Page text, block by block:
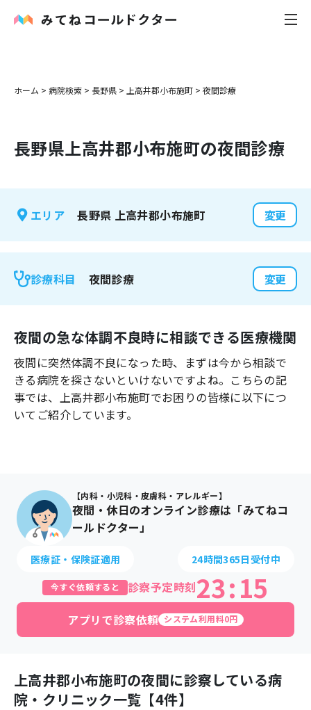
内科
花粉症
感染症
よくあるご質問
ホーム > 病院検索 > 長野県 > 上高井郡小布施町 > 夜間診療
長野県上高井郡小布施町の夜間診療
エリア 長野県 上高井郡小布施町 変更
診療科目 夜間診療 変更
夜間の急な体調不良時に相談できる医療機関
夜間に突然体調不良になった時、まずは今から相談で
きる病院を探さないといけないですよね。こちらの記
事では、 上高井郡小布施町でお困りの皆様に以下につ
いてご紹介しています。
【内科・小児科・皮膚科・アレルギー】
夜間・休日のオンライン診療は「みてねコ
ールドクター」
医療証・保険証適用 24時間365日受付中
今すぐ依頼すると 診察予定時刻23:15
アプリで診察依頼 システム利用料0円
上高井郡小布施町の夜間に診察している病
院・クリニック一覧【4件】